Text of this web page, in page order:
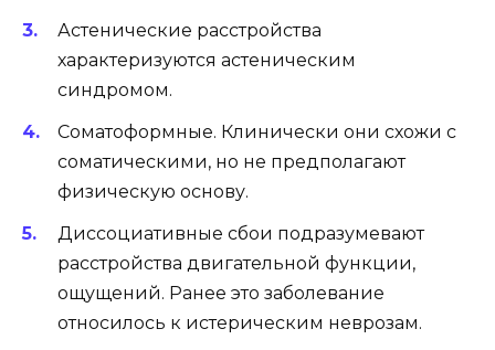
Астенические расстройства
характеризуются астеническим
синдромом.
Соматоформные. Клинически они схожи с
соматическими, но не предполагают
физическую основу.
Диссоциативные сбои подразумевают
расстройства двигательной функции,
ощущений. Ранее это заболевание
относилось к истерическим неврозам.